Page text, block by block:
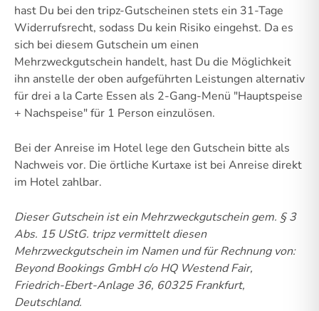
hast Du bei den tripz-Gutscheinen stets ein 31-Tage
Widerrufsrecht, sodass Du kein Risiko eingehst. Da es
sich bei diesem Gutschein um einen
Mehrzweckgutschein handelt, hast Du die Möglichkeit
ihn anstelle der oben aufgeführten Leistungen alternativ
für drei a la Carte Essen als 2-Gang-Menü "Hauptspeise
+ Nachspeise" für 1 Person einzulösen.
Bei der Anreise im Hotel lege den Gutschein bitte als
Nachweis vor. Die örtliche Kurtaxe ist bei Anreise direkt
im Hotel zahlbar.
Dieser Gutschein ist ein Mehrzweckgutschein gem. § 3
Abs. 15 UStG. tripz vermittelt diesen
Mehrzweckgutschein im Namen und für Rechnung von:
Beyond Bookings GmbH c/o HQ Westend Fair,
Friedrich-Ebert-Anlage 36, 60325 Frankfurt,
Deutschland.